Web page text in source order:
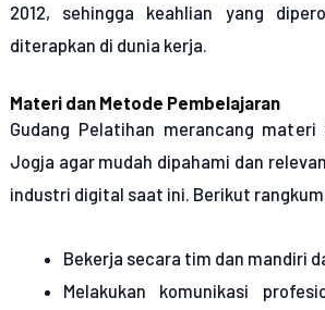
2012, sehingga keahlian yang
diterapkan di dunia kerja.
Materi dan Metode Pembelajaran
Gudang Pelatihan merancang
Jogja agar mudah dipahami dan
industri digital saat ini. Berikut
Bekerja secara tim dan mandiri
Melakukan komunikasi